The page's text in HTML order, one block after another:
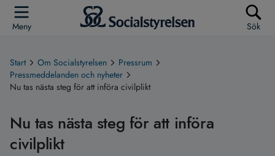
Meny Sök
Start Om Socialstyrelsen
Pressrum
Pressmeddelanden och nyheter
Nu tas nästa steg för att införa civilplikt
Nu tas nästa steg för att införa
civilplikt